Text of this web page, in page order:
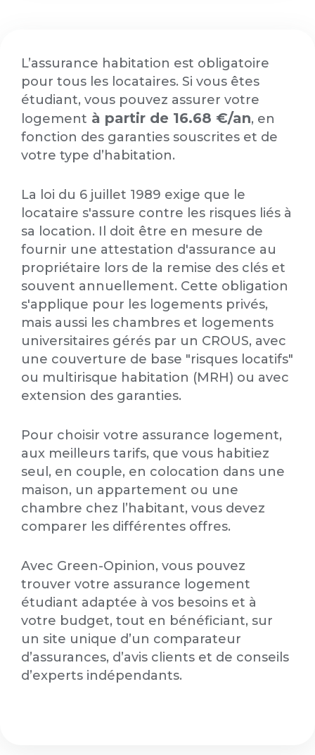
L’assurance habitation est obligatoire
pour tous les locataires. Si vous êtes
étudiant, vous pouvez assurer votre
logement à partir de 16.68 €/an, en
fonction des garanties souscrites et de
votre type d’habitation.
La loi du 6 juillet 1989 exige que le
locataire s'assure contre les risques liés à
sa location. Il doit être en mesure de
fournir une attestation d'assurance au
propriétaire lors de la remise des clés et
souvent annuellement. Cette obligation
s'applique pour les logements privés,
mais aussi les chambres et logements
universitaires gérés par un CROUS, avec
une couverture de base "risques locatifs"
ou multirisque habitation (MRH) ou avec
extension des garanties.
Pour choisir votre assurance logement,
aux meilleurs tarifs, que vous habitiez
seul, en couple, en colocation dans une
maison, un appartement ou une
chambre chez l’habitant, vous devez
comparer les différentes offres.
Avec Green-Opinion, vous pouvez
trouver votre assurance logement
étudiant adaptée à vos besoins et à
votre budget, tout en bénéficiant, sur
un site unique d’un comparateur
d’assurances, d’avis clients et de conseils
d’experts indépendants.